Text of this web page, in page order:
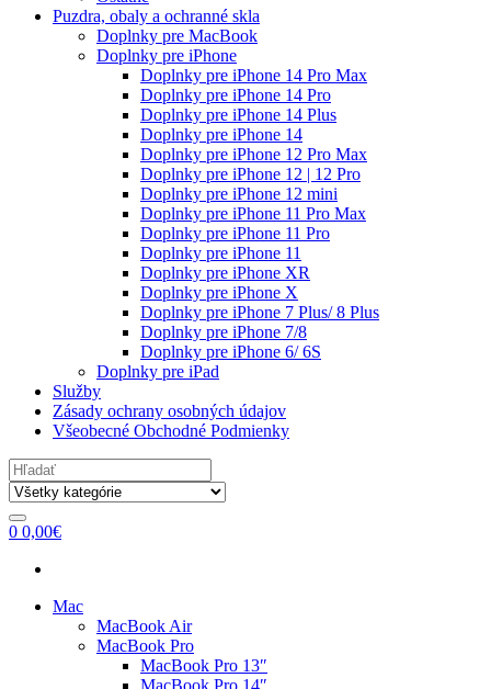
Puzdra, obaly a ochranné skla
Doplnky pre MacBook
Doplnky pre iPhone
Doplnky pre iPhone 14 Pro Max
Doplnky pre iPhone 14 Pro
Doplnky pre iPhone 14 Plus
Doplnky pre iPhone 14
Doplnky pre iPhone 12 Pro Max
Doplnky pre iPhone 12 | 12 Pro
Doplnky pre iPhone 12 mini
Doplnky pre iPhone 11 Pro Max
Doplnky pre iPhone 11 Pro
Doplnky pre iPhone 11
Doplnky pre iPhone XR
Doplnky pre iPhone X
Doplnky pre iPhone 7 Plus/ 8 Plus
Doplnky pre iPhone 7/8
Doplnky pre iPhone 6/ 6S
Doplnky pre iPad
Služby
Zásady ochrany osobných údajov
Všeobecné Obchodné Podmienky
Search
for:
0 0,00€
Mac
MacBook Air
MacBook Pro
MacBook Pro 13″
MacBook Pro 14″